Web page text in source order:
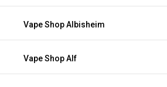
Vape Shop Albisheim
Vape Shop Alf